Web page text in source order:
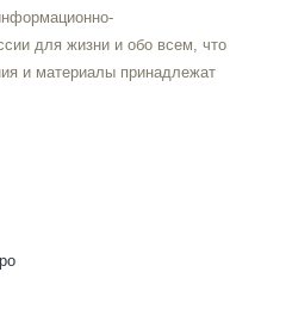
для жизни и обо всем, что
и материалы принадлежат